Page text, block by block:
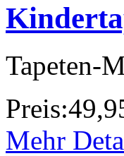
Tapeten-
Preis:
Mehr